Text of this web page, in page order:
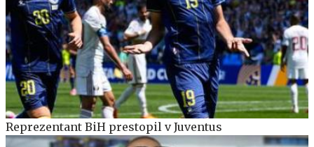
Reprezentant BiH prestopil v Juventus